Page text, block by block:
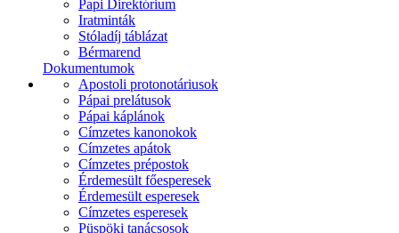
Papi Direktórium
Iratminták
Stóladíj táblázat
Bérmarend
Dokumentumok
Apostoli protonotáriusok
Pápai prelátusok
Pápai káplánok
Címzetes kanonokok
Címzetes apátok
Címzetes prépostok
Érdemesült főesperesek
Érdemesült esperesek
Címzetes esperesek
Püspöki tanácsosok